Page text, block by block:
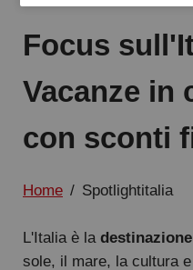
Focus
Vacanze in
con sconti
Home / Spotlightitalia
L'Italia è la
sole, il mare, la cultura
consenso in qualsiasi